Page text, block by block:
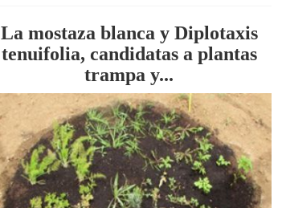
La mostaza blanca y Diplotaxis
tenuifolia, candidatas a plantas
trampa y...